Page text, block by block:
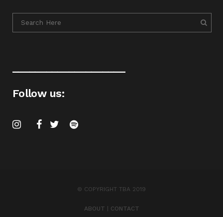
Follow us:
© COPYRIGHT TBA 2019
ABOUT CONTACT